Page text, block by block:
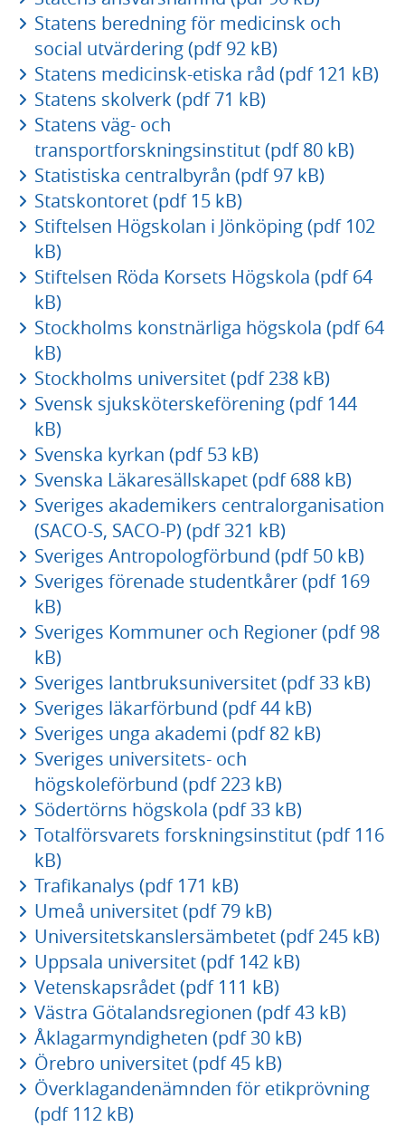
Statens beredning för medicinsk och
social utvärdering (pdf 92 kB)
Statens medicinsk-etiska råd (pdf 121 kB)
Statens skolverk (pdf 71 kB)
Statens väg- och
transportforskningsinstitut (pdf 80 kB)
Statistiska centralbyrån (pdf 97 kB)
Statskontoret (pdf 15 kB)
Stiftelsen Högskolan i Jönköping (pdf 102
kB)
Stiftelsen Röda Korsets Högskola (pdf 64
kB)
Stockholms konstnärliga högskola (pdf 64
kB)
Stockholms universitet (pdf 238 kB)
Svensk sjuksköterskeförening (pdf 144
kB)
Svenska kyrkan (pdf 53 kB)
Svenska Läkaresällskapet (pdf 688 kB)
Sveriges akademikers centralorganisation
(SACO-S, SACO-P) (pdf 321 kB)
Sveriges Antropologförbund (pdf 50 kB)
Sveriges förenade studentkårer (pdf 169
kB)
Sveriges Kommuner och Regioner (pdf 98
kB)
Sveriges lantbruksuniversitet (pdf 33 kB)
Sveriges läkarförbund (pdf 44 kB)
Sveriges unga akademi (pdf 82 kB)
Sveriges universitets- och
högskoleförbund (pdf 223 kB)
Södertörns högskola (pdf 33 kB)
Totalförsvarets forskningsinstitut (pdf 116
kB)
Trafikanalys (pdf 171 kB)
Umeå universitet (pdf 79 kB)
Universitetskanslersämbetet (pdf 245 kB)
Uppsala universitet (pdf 142 kB)
Vetenskapsrådet (pdf 111 kB)
Västra Götalandsregionen (pdf 43 kB)
Åklagarmyndigheten (pdf 30 kB)
Örebro universitet (pdf 45 kB)
Överklagandenämnden för etikprövning
(pdf 112 kB)